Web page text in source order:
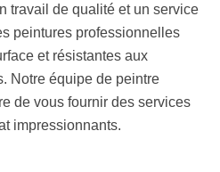
travail de qualité et un service
peintures professionnelles
et résistantes aux
Notre équipe de peintre
de vous fournir des services
impressionnants.